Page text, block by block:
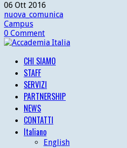
06 Ott 2016
nuova_comunica
Campus
0 Comment
CHI SIAMO
STAFF
SERVIZI
PARTNERSHIP
NEWS
CONTATTI
Italiano
English